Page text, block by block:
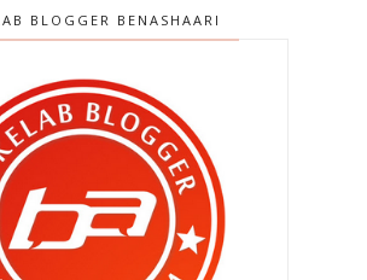
seorang ibu…
pagi !
Zahra ke rumah pengasuh !
diri ini dengan Rejuvy
dera bayi di Facebook
BLOGGER BENASHAARI